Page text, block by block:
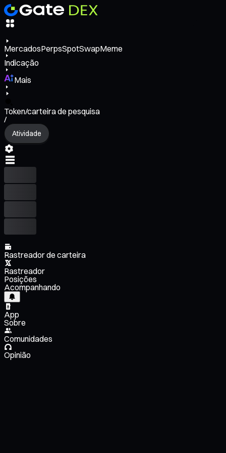
MercadosPerpsSpotSwapMeme
Indicação
Mais
Token/carteira de pesquisa
/
Atividade
Rastreador de carteira
Rastreador
Posições
Acompanhando
App
Sobre
Comunidades
Opinião